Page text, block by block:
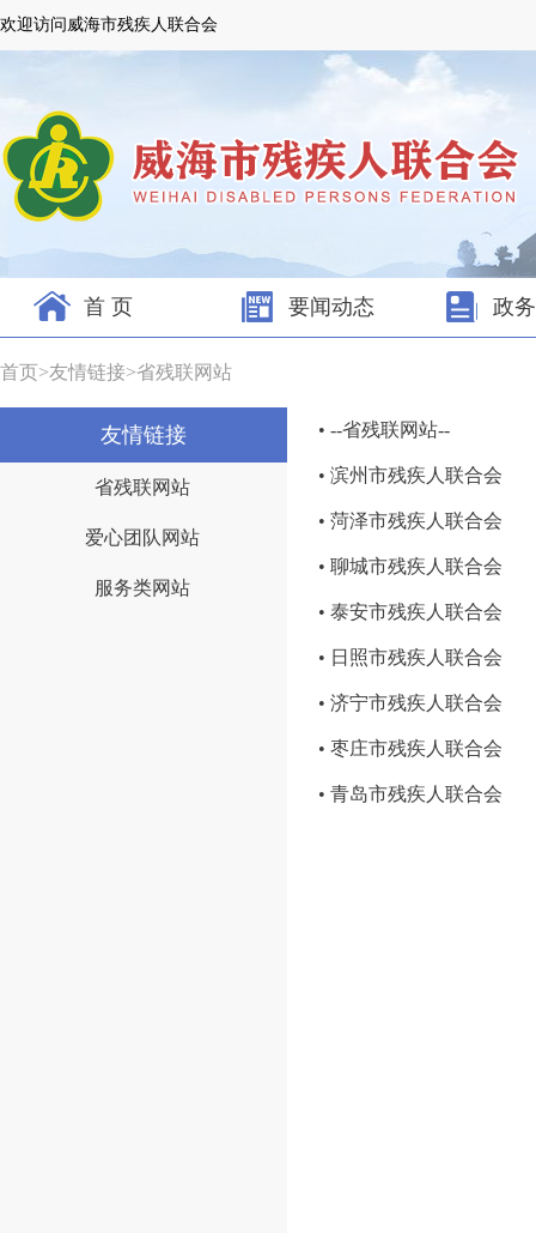
欢迎访问威海市残疾人联合会
首 页 要闻动态 政
首页>友情链接>省残联网站
友情链接
省残联网站
爱心团队网站
服务类网站
• --省残联网站--
• 滨州市残疾人联合会
• 菏泽市残疾人联合会
• 聊城市残疾人联合会
• 泰安市残疾人联合会
• 日照市残疾人联合会
• 济宁市残疾人联合会
• 枣庄市残疾人联合会
• 青岛市残疾人联合会